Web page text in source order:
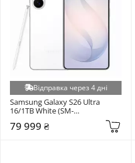
Відправка через 4 дні
Samsung Galaxy S26 Ultra
16/1TB White (SM-
79 999 ₴